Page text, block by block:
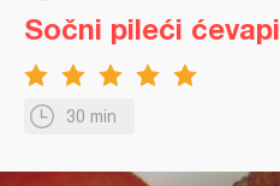
30 min
Sočni pileći ćevapi